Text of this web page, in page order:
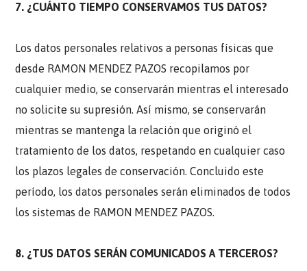
7. ¿CUÁNTO TIEMPO CONSERVAMOS TUS DATOS?
Los datos personales relativos a personas físicas que
desde RAMON MENDEZ PAZOS recopilamos por
cualquier medio, se conservarán mientras el interesado
no solicite su supresión. Así mismo, se conservarán
mientras se mantenga la relación que originó el
tratamiento de los datos, respetando en cualquier caso
los plazos legales de conservación. Concluido este
período, los datos personales serán eliminados de todos
los sistemas de RAMON MENDEZ PAZOS.
8. ¿TUS DATOS SERÁN COMUNICADOS A TERCEROS?